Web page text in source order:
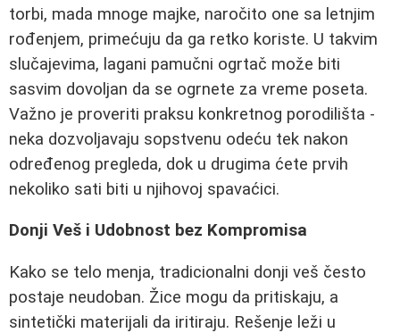
torbi, mada mnoge majke, naročito one sa letnjim
rođenjem, primećuju da ga retko koriste. U takvim
slučajevima, lagani pamučni ogrtač može biti
sasvim dovoljan da se ogrnete za vreme poseta.
Važno je proveriti praksu konkretnog porodilišta -
neka dozvoljavaju sopstvenu odeću tek nakon
određenog pregleda, dok u drugima ćete prvih
nekoliko sati biti u njihovoj spavaćici.
Donji Veš i Udobnost bez Kompromisa
Kako se telo menja, tradicionalni donji veš često
postaje neudoban. Žice mogu da pritiskaju, a
sintetički materijali da iritiraju. Rešenje leži u